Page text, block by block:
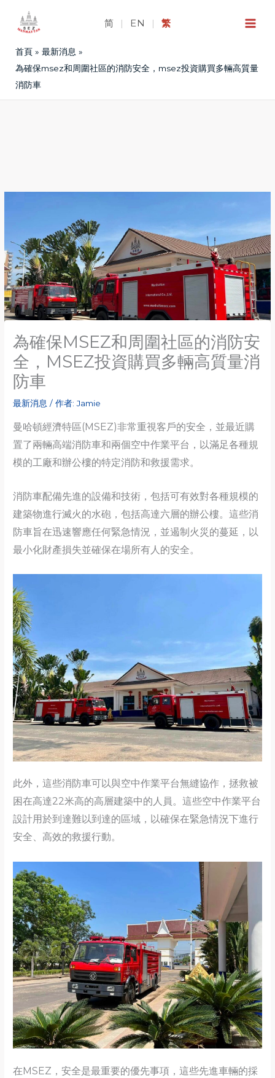
简 | EN | 繁
首頁
最新消息
為確保msez和周圍社區的消防安全，msez投資購買多輛高質量
消防車
為確保MSEZ和周圍社區的消防安
全，MSEZ投資購買多輛高質量消
防車
最新消息 / 作者:Jamie
曼哈頓經濟特區(MSEZ)非常重視客戶的安全，並最近購
置了兩輛高端消防車和兩個空中作業平台，以滿足各種規
模的工廠和辦公樓的特定消防和救援需求。
消防車配備先進的設備和技術，包括可有效對各種規模的
建築物進行滅火的水砲，包括高達六層的辦公樓。這些消
防車旨在迅速響應任何緊急情況，並遏制火災的蔓延，以
最小化財產損失並確保在場所有人的安全。
此外，這些消防車可以與空中作業平台無縫協作，拯救被
困在高達22米高的高層建築中的人員。這些空中作業平台
設計用於到達難以到達的區域，以確保在緊急情況下進行
安全、高效的救援行動。
在MSEZ，安全是最重要的優先事項，這些先進車輛的採